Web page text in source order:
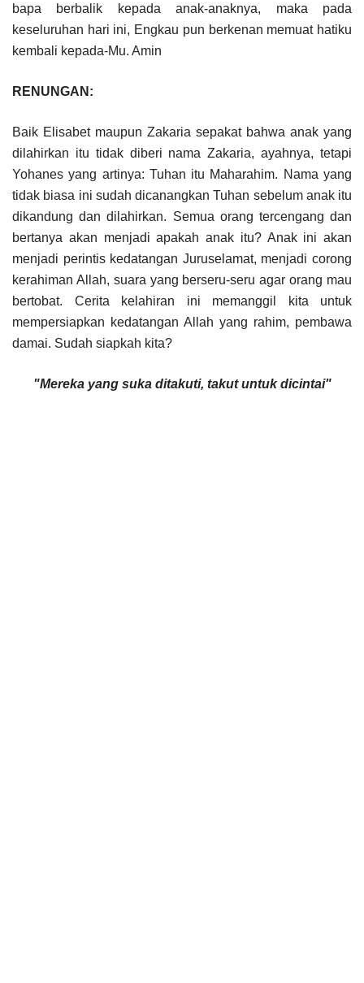
bapa berbalik kepada anak-anaknya, maka pada
keseluruhan hari ini, Engkau pun berkenan memuat hatiku
kembali kepada-Mu. Amin
RENUNGAN:
Baik Elisabet maupun Zakaria sepakat bahwa anak yang
dilahirkan itu tidak diberi nama Zakaria, ayahnya, tetapi
Yohanes yang artinya: Tuhan itu Maharahim. Nama yang
tidak biasa ini sudah dicanangkan Tuhan sebelum anak itu
dikandung dan dilahirkan. Semua orang tercengang dan
bertanya akan menjadi apakah anak itu? Anak ini akan
menjadi perintis kedatangan Juruselamat, menjadi corong
kerahiman Allah, suara yang berseru-seru agar orang mau
bertobat. Cerita kelahiran ini memanggil kita untuk
mempersiapkan kedatangan Allah yang rahim, pembawa
damai. Sudah siapkah kita?
"Mereka yang suka ditakuti, takut untuk dicintai"